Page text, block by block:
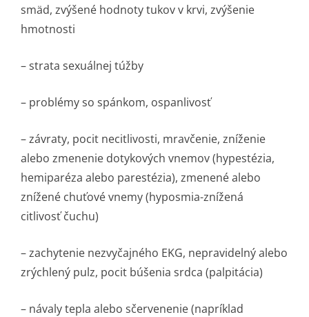
smäd, zvýšené hodnoty tukov v krvi, zvýšenie
hmotnosti
– strata sexuálnej túžby
– problémy so spánkom, ospanlivosť
– závraty, pocit necitlivosti, mravčenie, zníženie
alebo zmenenie dotykových vnemov (hypestézia,
hemiparéza alebo parestézia), zmenené alebo
znížené chuťové vnemy (hyposmia-znížená
citlivosť čuchu)
– zachytenie nezvyčajného EKG, nepravidelný alebo
zrýchlený pulz, pocit búšenia srdca (palpitácia)
– návaly tepla alebo sčervenenie (napríklad